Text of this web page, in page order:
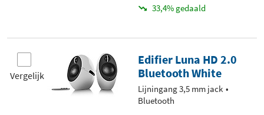
33,4% gedaald
Vergelijk
Edifier Luna HD 2.0
Bluetooth White
Lijningang 3,5 mm jack
Bluetooth